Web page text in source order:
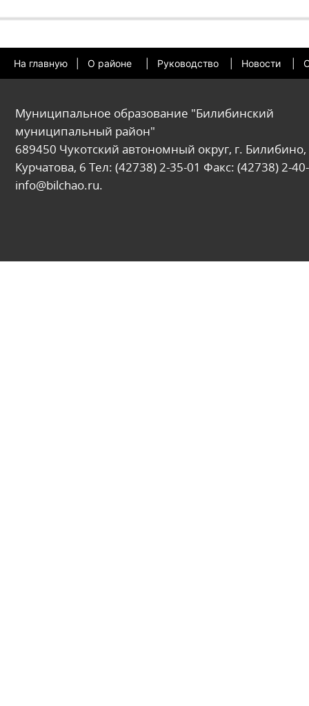
На главную О районе Руководство Новости
Муниципальное образование "Билибинский
муниципальный район"
689450 Чукотский автономный округ, г. Билибино,
Курчатова, 6 Тел: (42738) 2-35-01 Факс: (42738) 2-
info@bilchao.ru.